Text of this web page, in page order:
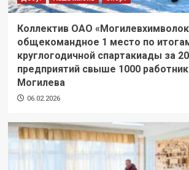
Коллектив ОАО
общекомандное 1 место по
круглогодичной спартакиады за
предприятий свыше 1000
Могилева
06.02.2026